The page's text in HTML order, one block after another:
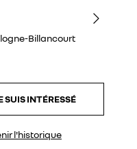
Billancourt
SUIS INTÉRESSÉ
l'historique